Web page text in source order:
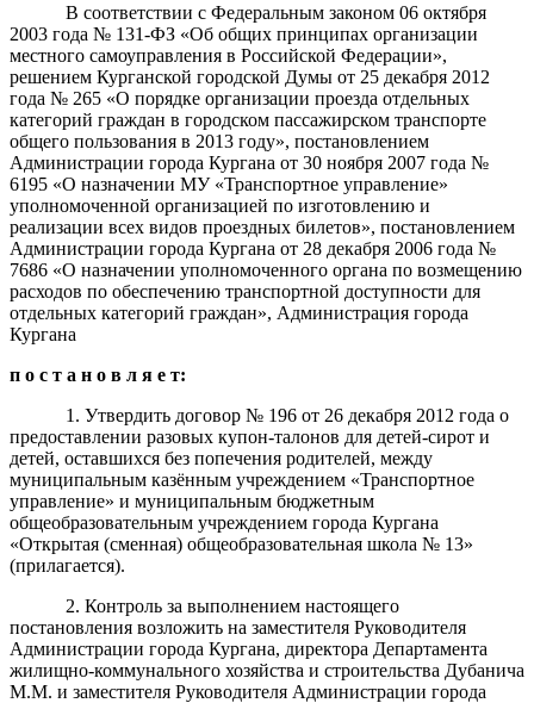
В соответствии с Федеральным законом 06 октября
2003 года № 131-ФЗ «Об общих принципах организации
местного самоуправления в Российской Федерации»,
решением Курганской городской Думы от 25 декабря 2012
года № 265 «О порядке организации проезда отдельных
категорий граждан в городском пассажирском транспорте
общего пользования в 2013 году», постановлением
Администрации города Кургана от 30 ноября 2007 года №
6195 «О назначении МУ «Транспортное управление»
уполномоченной организацией по изготовлению и
реализации всех видов проездных билетов», постановлением
Администрации города Кургана от 28 декабря 2006 года №
7686 «О назначении уполномоченного органа по возмещению
расходов по обеспечению транспортной доступности для
отдельных категорий граждан», Администрация города
Кургана
п о с т а н о в л я е т:
1. Утвердить договор № 196 от 26 декабря 2012 года о
предоставлении разовых купон-талонов для детей-сирот и
детей, оставшихся без попечения родителей, между
муниципальным казённым учреждением «Транспортное
управление» и муниципальным бюджетным
общеобразовательным учреждением города Кургана
«Открытая (сменная) общеобразовательная школа № 13»
(прилагается).
2. Контроль за выполнением настоящего
постановления возложить на заместителя Руководителя
Администрации города Кургана, директора Департамента
жилищно-коммунального хозяйства и строительства Дубанича
М.М. и заместителя Руководителя Администрации города